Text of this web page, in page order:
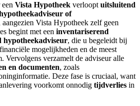
Vista Hypotheek verlooptuitsluitend
of
aangezien Vista Hypotheek zelf geen
begint met een inventariserend
hypotheekadviseur, die u begeleidt bij
mogelijkheden en de meest
Vervolgens verzamelt de adviseur alle
en documenten, zoals
Deze fase is cruciaal, want
voorkomt onnodig tijdverlies in